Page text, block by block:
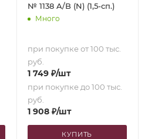
№ 1138 A/B (N) (1,5-сп.)
Много
при покупке от 100 тыс.
руб.
1 749₽/шт
при покупке до 100 тыс.
руб.
1 908₽/шт
КУПИТЬ